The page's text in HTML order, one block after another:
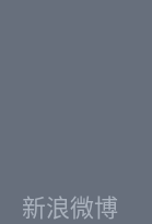
新浪微博